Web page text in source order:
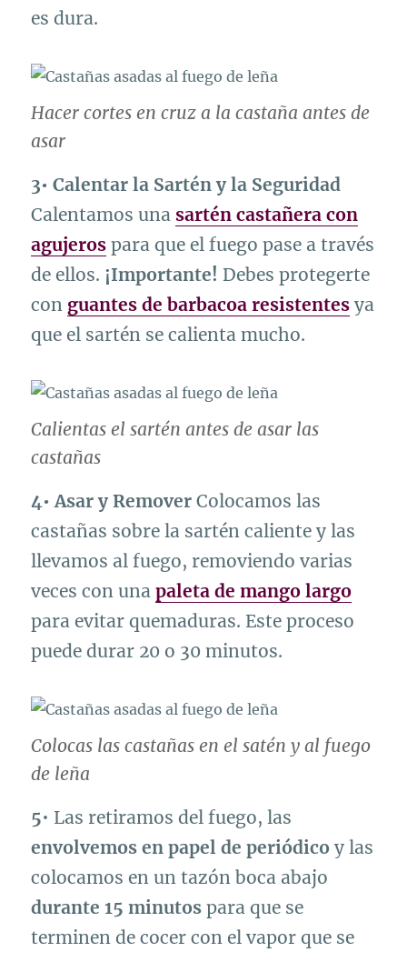
es dura.
Hacer cortes en cruz a la castaña antes de
asar
3• Calentar la Sartén y la Seguridad
Calentamos una sartén castañera con
agujeros para que el fuego pase a través
de ellos. ¡Importante! Debes protegerte
con guantes de barbacoa resistentes ya
que el sartén se calienta mucho.
Calientas el sartén antes de asar las
castañas
4• Asar y Remover Colocamos las
castañas sobre la sartén caliente y las
llevamos al fuego, removiendo varias
veces con unapaleta de mango largo
para evitar quemaduras. Este proceso
puede durar 20 o 30 minutos.
Colocas las castañas en el satén y al fuego
de leña
5• Las retiramos del fuego, las
envolvemos en papel de periódico y las
colocamos en un tazón boca abajo
durante 15 minutos para que se
terminen de cocer con el vapor que se